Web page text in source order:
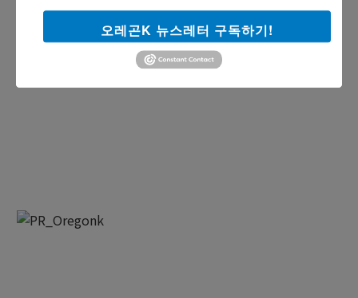
오레곤K 뉴스레터 구독하기!